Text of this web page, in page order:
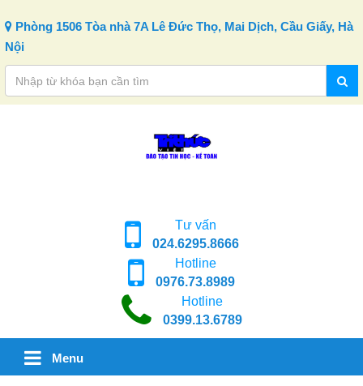
Phòng 1506 Tòa nhà 7A Lê Đức Thọ, Mai Dịch, Cầu Giấy, Hà
Nội
Tư vấn
024.6295.8666
Hotline
0976.73.8989
Hotline
0399.13.6789
Menu